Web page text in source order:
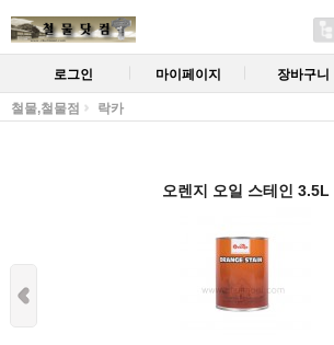
로그인 마이페이지 장바구니
철물,철물점 락카
오렌지 오일 스테인 3.5L